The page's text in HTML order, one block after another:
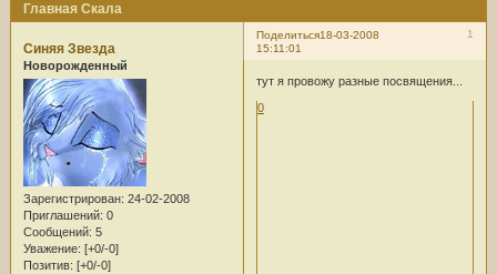
Главная Скала
Поделиться 1
18-03-2008
15:11:01
Синяя Звезда
Новорожденный
Зарегистрирован: 24-02-2008
Приглашений: 0
Сообщений: 5
Уважение: [+0/-0]
Позитив: [+0/-0]
тут я провожу разные посвящения...
0